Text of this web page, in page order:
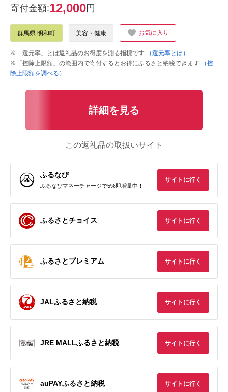
寄付金額:12,000円
群馬県 明和町 美容・健康 お気に入り
※「還元率」とは返礼品のお得度を測る指標です
（還元率とは）
※「控除上限額」の範囲内で寄付するとお得にふるさと納税できます
（控
除上限額を調べる）
詳細を見る
この返礼品の取扱いサイト
ふるなび
ふるなびマネーチャージで5%即増量中！
サイトに行く
ふるさとチョイス サイトに行く
ふるさとプレミアム サイトに行く
JALふるさと納税 サイトに行く
JRE MALLふるさと納税 サイトに行く
auPAYふるさと納税 サイトに行く